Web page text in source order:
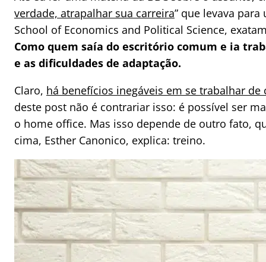
verdade, atrapalhar sua carreira” que levava
School of Economics and Political Science,
Como quem saía do escritório comum e ia
e as dificuldades de adaptação.
Claro, há benefícios inegáveis em se trabalhar de
deste post não é contrariar isso: é possível ser
o home office. Mas isso depende de outro fato,
cima, Esther Canonico, explica: treino.